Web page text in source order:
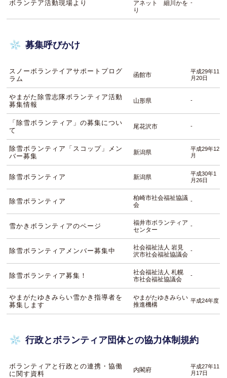
ボランテア活動現場より
アネット 細川かを
り
-
募集呼びかけ
スノーボランテイアサポートプログ
ラム
函館市
平成29年11
月20日
やまがた除雪志隊ボランティア活動
募集情報
山形県 -
「除雪ボランティア」の募集につい
て
尾花沢市 -
除雪ボランティア「スコップ」メン
バー募集
新潟県
平成29年12
月
除雪ボランティア 新潟県
平成30年1
月26日
除雪ボランティア
柏崎市社会福祉協議
会
-
雪かきボランティアのページ
福井市ボランティア
センター
-
除雪ボランティアメンバー募集中
社会福祉法人 岩見
沢市社会福祉協議会
-
除雪ボランティア募集！
社会福祉法人 札幌
市社会福祉協議会
-
やまがたゆきみらい雪かき指導者を
募集します
やまがたゆきみらい
推進機構
平成24年度
行政とボランティア団体との協力体制規約
ボランティアと行政との連携・協働
に関す資料
内閣府
平成27年11
月17日